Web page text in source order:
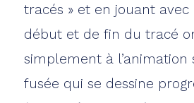
tracés » et en jouant
début et de fin du tracé
simplement à l’animation
fusée qui se dessine